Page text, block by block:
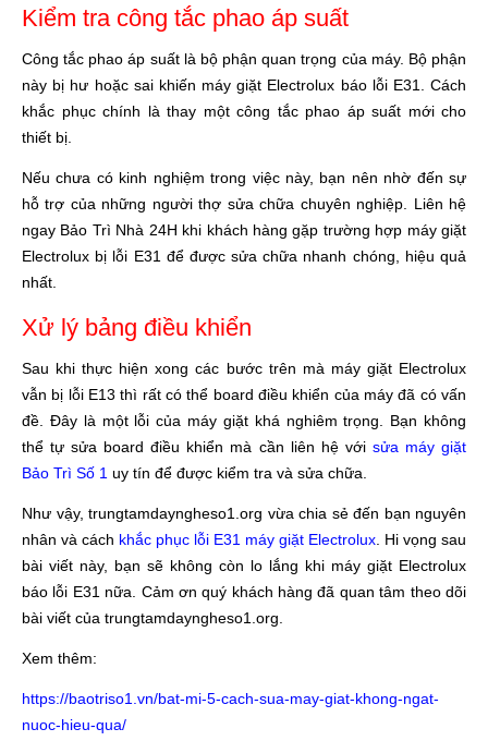
Kiểm tra công tắc phao áp suất
Công tắc phao áp suất là bộ phận quan trọng của máy. Bộ phận
này bị hư hoặc sai khiến máy giặt Electrolux báo lỗi E31. Cách
khắc phục chính là thay một công tắc phao áp suất mới cho
thiết bị.
Nếu chưa có kinh nghiệm trong việc này, bạn nên nhờ đến sự
hỗ trợ của những người thợ sửa chữa chuyên nghiệp. Liên hệ
ngay Bảo Trì Nhà 24H khi khách hàng gặp trường hợp máy giặt
Electrolux bị lỗi E31 để được sửa chữa nhanh chóng, hiệu quả
nhất.
Xử lý bảng điều khiển
Sau khi thực hiện xong các bước trên mà máy giặt Electrolux
vẫn bị lỗi E13 thì rất có thể board điều khiển của máy đã có vấn
đề. Đây là một lỗi của máy giặt khá nghiêm trọng. Bạn không
thể tự sửa board điều khiển mà cần liên hệ với sửa máy giặt
Bảo Trì Số 1 uy tín để được kiểm tra và sửa chữa.
Như vậy, trungtamdayngheso1.org vừa chia sẻ đến bạn nguyên
nhân và cách khắc phục lỗi E31 máy giặt Electrolux. Hi vọng sau
bài viết này, bạn sẽ không còn lo lắng khi máy giặt Electrolux
báo lỗi E31 nữa. Cảm ơn quý khách hàng đã quan tâm theo dõi
bài viết của trungtamdayngheso1.org.
Xem thêm:
https://baotriso1.vn/bat-mi-5-cach-sua-may-giat-khong-ngat-
nuoc-hieu-qua/